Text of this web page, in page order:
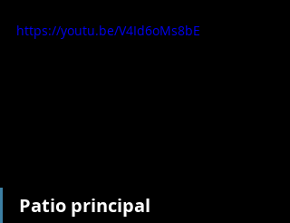
https://youtu.be/V4Id6oMs8bE
Patio principal